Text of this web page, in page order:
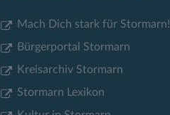
Mach Dich stark für Stormarn!
Bürgerportal Stormarn
Kreisarchiv Stormarn
Stormarn Lexikon